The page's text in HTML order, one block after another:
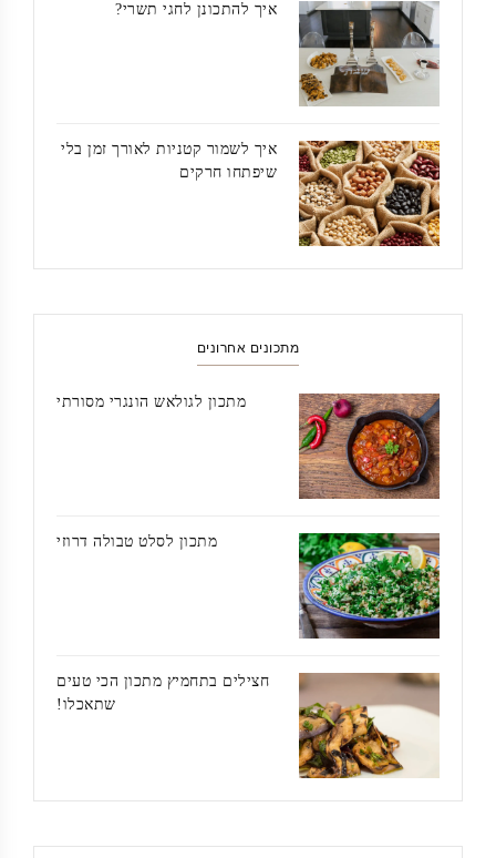
איך להתכונן לחגי תשרי?
איך לשמור קטניות לאורך זמן בלי
שיפתחו חרקים
מתכונים אחרונים
מתכון לגולאש הונגרי מסורתי
מתכון לסלט טבולה דרוזי
חצילים בתחמיץ מתכון הכי טעים
שתאכלו!